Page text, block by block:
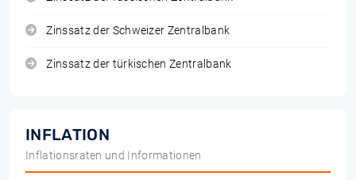
Zinssatz der Schweizer Zentralbank
Zinssatz der türkischen Zentralbank
INFLATION
Inflationsraten und Informationen